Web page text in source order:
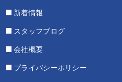
新着情報
スタッフブログ
会社概要
プライバシーポリシー